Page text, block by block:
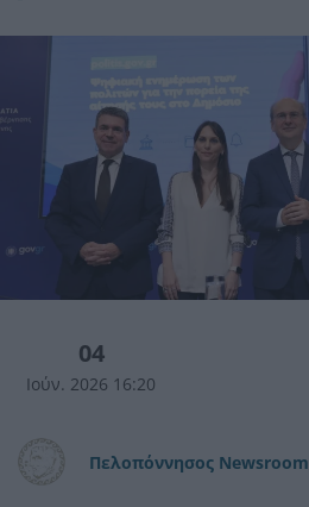
04
Ιούν. 2026 16:20
Πελοπόννησος Newsroom